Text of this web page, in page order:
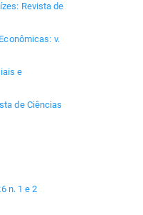
Revista de
v.
e
de Ciências
n. 1 e 2